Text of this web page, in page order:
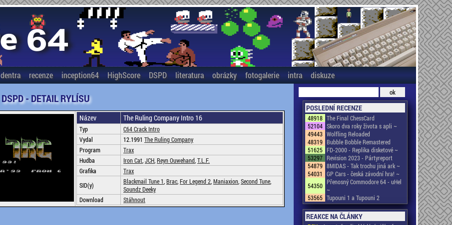
dentra recenze inception64 HighScore DSPD literatura obrázky fotogalerie intra diskuze
DSPD - DETAIL RYLÍSU
Název The Ruling Company Intro 16
Typ
C64 Crack Intro
Vydal
12.1991 The Ruling Company
Program
Trax
Hudba
Iron Cat JCH Reyn Ouwehand T.L.F.
Grafika
Trax
SID(y)
Blackmail Tune 1 Brac For Legend 2 Maniaxion Second Tune
Soundz Deeky
Download
Stáhnout
POSLEDNÍ RECENZE
48918 The Final ChessCard
52104 Skoro dva roky života s apli ~
49443 Wolfling Reloaded
48319 Bubble Bobble Remastered
51625 FD-2000 - Replika disketové ~
53297 Revision 2023 - Pártyreport
54879 8MIDAS - Tak trochu jiná ark ~
54031
GP Cars - česká závodní hra! ~
54350 Přenosný Commodore 64 - uHel
~
53565 Tupouni 1 a Tupouni 2
REAKCE NA ČLÁNKY